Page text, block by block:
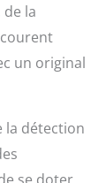
de la
un original
la détection